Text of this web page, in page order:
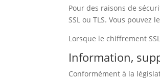
Pour des raisons de
SSL ou TLS. Vous pouvez
Lorsque le chiffrement
Information,
Conformément à la